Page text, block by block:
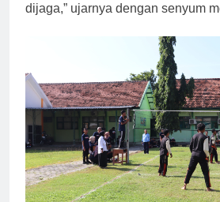
dijaga,” ujarnya dengan senyum